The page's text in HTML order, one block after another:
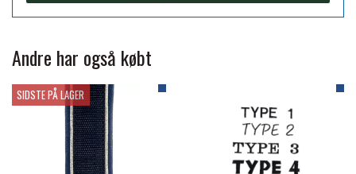
PREMIER EQUINE GROOMING & STALD
PREMIER EQUINE RYTTER
NAF
Andre har også købt
SIDSTE PÅ LAGER